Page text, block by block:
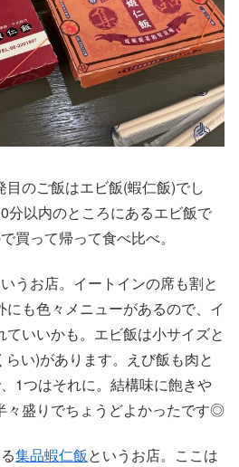
のご飯はエビ飯(蝦仁飯)でし
分以内のところにあるエビ飯で
買って帰って食べ比べ。
うお店。イートインの席も割と
も色々メニューがあるので、イ
いいかも。エビ飯は小サイズと
い)があります。えび飯も肉と
1つはそれに。結構味に飽きや
々盛りでちょうどよかったです◎
集品蝦仁飯というお店。ここは